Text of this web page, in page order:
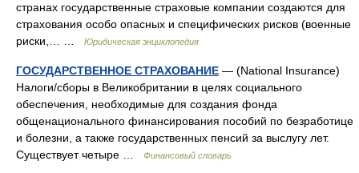
странах государственные страховые компании создаются для
страхования особо опасных и специфических рисков (военные
риски,… …
Юридическая энциклопедия
ГОСУДАРСТВЕННОЕ СТРАХОВАНИЕ — (National Insurance)
Налоги/сборы в Великобритании в целях социального
обеспечения, необходимые для создания фонда
общенационального финансирования пособий по безработице
и болезни, а также государственных пенсий за выслугу лет.
Существует четыре …
Финансовый словарь